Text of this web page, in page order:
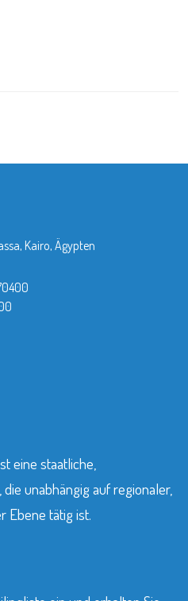
Kairo, Ägypten
eine staatliche,
unabhängig auf regionaler,
Ebene tätig ist.